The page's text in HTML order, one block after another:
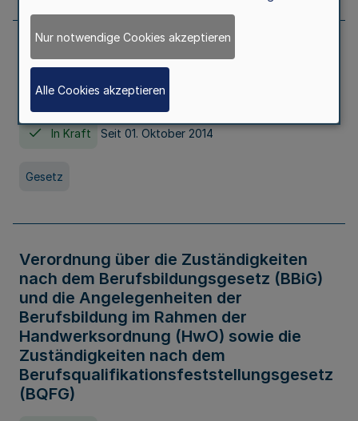
Gesetz über die Hochschulen des Landes
Nordrhein-Westfalen (Hochschulgesetz -
HG)
In Kraft Seit 01. Oktober 2014
Gesetz
Verordnung über die Zuständigkeiten
nach dem Berufsbildungsgesetz (BBiG)
und die Angelegenheiten der
Berufsbildung im Rahmen der
Handwerksordnung (HwO) sowie die
Zuständigkeiten nach dem
Berufsqualifikationsfeststellungsgesetz
(BQFG)
Nur notwendige Cookies akzeptieren
Alle Cookies akzeptieren